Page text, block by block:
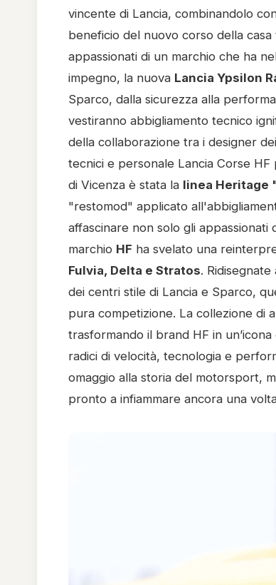
vincente di Lancia, combinandolo
beneficio del nuovo corso della
appassionati di un marchio che ha
impegno, la nuova Lancia Ypsilon
Sparco, dalla sicurezza alla
vestiranno abbigliamento tecnico
della collaborazione tra i designer
tecnici e personale Lancia Corse
di Vicenza è stata la linea Heritage
"restomod" applicato
affascinare non solo gli appassionati
marchio HF ha svelato una
Fulvia, Delta e Stratos.
dei centri stile di Lancia e Sparco,
pura competizione. La collezione di
trasformando il brand HF in un’icona
radici di velocità, tecnologia e
omaggio alla storia del motorsport,
pronto a infiammare ancora una